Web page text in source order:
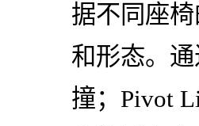
据不同座
和形态。
撞；Pivot